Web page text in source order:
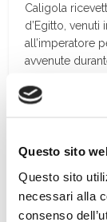
Questo sito
Questo sito
necessari alla
consenso
Caligola
d’Egitto,
all’imperatore
avvenute
come riferisce
Deglihorti
sotto la parte
si era persa la
sua posizione